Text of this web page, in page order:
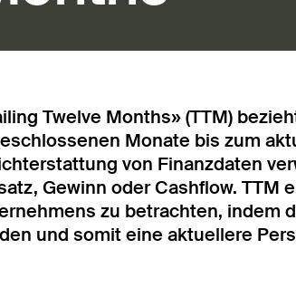
Twelve Months» (TTM)
Monate bis zum
von Finanzdaten
Gewinn oder Cashflow.
zu betrachten, indem
und somit eine aktuellere